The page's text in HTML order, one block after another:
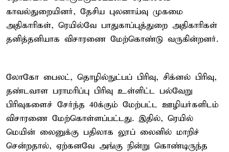
காவல்துறையினர், தேசிய புலனாய்வு முகமை
அதிகாரிகள், ரெயில்வே பாதுகாப்புத்துறை அதிகாரிகள்
தனித்தனியாக விசாரணை மேற்கொண்டு வருகின்றனர்.
லோகோ பைலட், தொழில்நுட்பப் பிரிவு, சிக்னல் பிரிவு,
தண்டவாள பராமரிப்பு பிரிவு உள்ளிட்ட பல்வேறு
பிரிவுகளைச் சேர்ந்த 40க்கும் மேற்பட்ட ஊழியர்களிடம்
விசாரணை மேற்கொள்ளப்பட்டது. இதில், ரெயில்
மெயின் லைனுக்கு பதிலாக லூப் லைனில் மாறிச்
சென்றதால், ஏற்கனவே அங்கு நின்று கொண்டிருந்த